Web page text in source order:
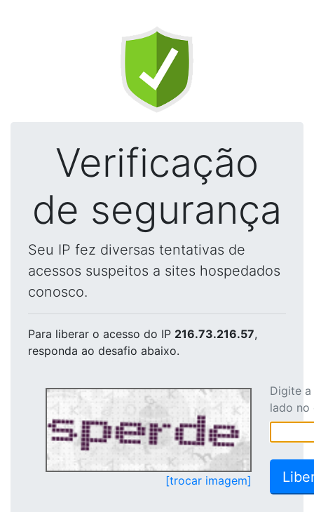
Verificação
de segurança
Seu IP fez diversas tentativas de
acessos suspeitos a sites hospedados
conosco.
Para liberar o acesso do IP 216.73.216.57,
responda ao desafio abaixo.
[trocar imagem]
Digite
lado no